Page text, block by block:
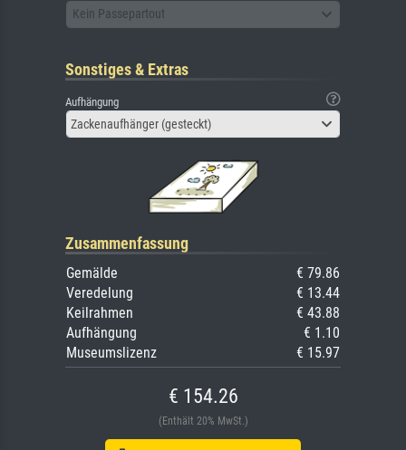
Kein Passepartout
Sonstiges & Extras
Aufhängung
Zackenaufhänger (gesteckt)
Zusammenfassung
Gemälde
€ 79.86
Veredelung
€ 13.44
Keilrahmen
€ 43.88
Aufhängung
€ 1.10
Museumslizenz
€ 15.97
€ 154.26
(Enthält 20% MwSt.)